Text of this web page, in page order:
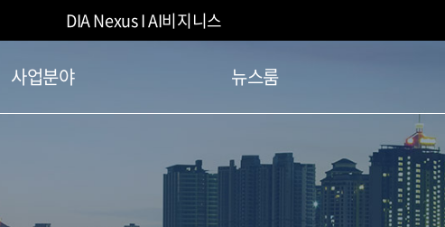
사업분야 뉴스룸
DIA Nexus I AI비지니스